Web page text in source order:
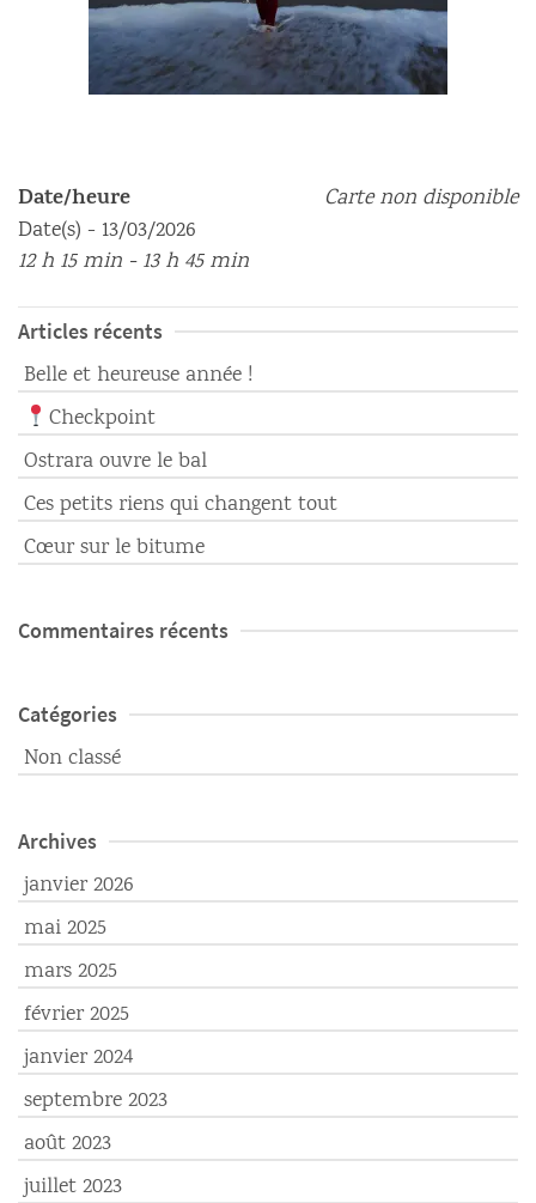
Carte non disponible
Date/heure
Date(s) - 13/03/2026
12 h 15 min - 13 h 45 min
Articles récents
Belle et heureuse année !
Checkpoint
Ostrara ouvre le bal
Ces petits riens qui changent tout
Cœur sur le bitume
Commentaires récents
Catégories
Non classé
Archives
janvier 2026
mai 2025
mars 2025
février 2025
janvier 2024
septembre 2023
août 2023
juillet 2023